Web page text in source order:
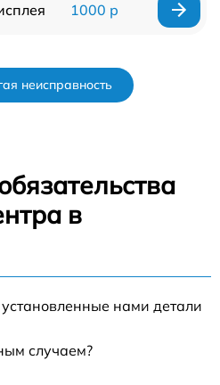
1000 р
неисправность
в
нами детали
случаем?